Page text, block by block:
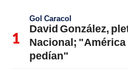
Gol Caracol
David González,
Nacional; "América
pedían"